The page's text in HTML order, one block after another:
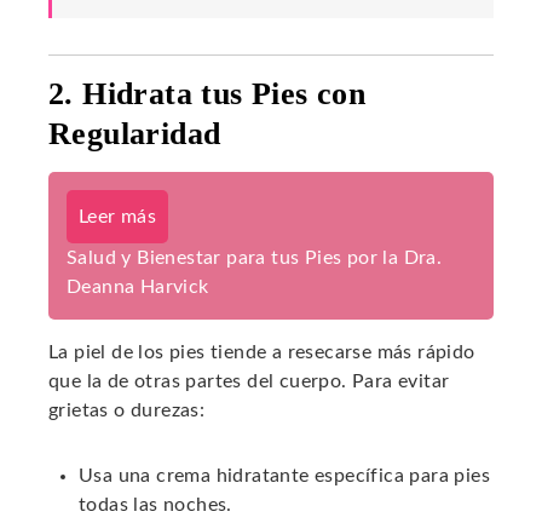
2. Hidrata tus Pies con
Regularidad
Leer más
Salud y Bienestar para tus Pies por la Dra.
Deanna Harvick
La piel de los pies tiende a resecarse más rápido
que la de otras partes del cuerpo. Para evitar
grietas o durezas:
Usa una crema hidratante específica para pies
todas las noches.